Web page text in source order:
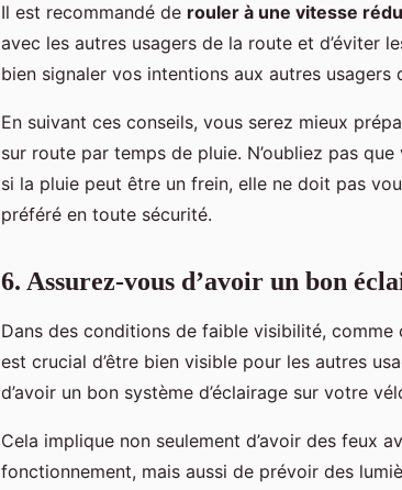
Il est recommandé de rouler à une vitesse
avec les autres usagers de la route et d’éviter
bien signaler vos intentions aux autres
En suivant ces conseils, vous serez mieux
sur route par temps de pluie. N’oubliez pas
si la pluie peut être un frein, elle ne doit pas
préféré en toute sécurité.
6. Assurez-vous d’avoir un bon
Dans des conditions de faible visibilité, comme
est crucial d’être bien visible pour les autres
d’avoir un bon système d’éclairage sur votre
Cela implique non seulement d’avoir des feux
fonctionnement, mais aussi de prévoir des